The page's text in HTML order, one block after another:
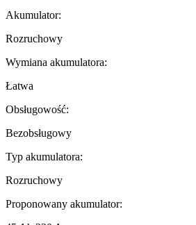
Akumulator:
Rozruchowy
Wymiana akumulatora:
Łatwa
Obsługowość:
Bezobsługowy
Typ akumulatora:
Rozruchowy
Proponowany akumulator: